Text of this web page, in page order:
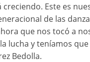
creciendo. Este es
de las
que nos tocó a
lucha y teníamos
Bedolla.